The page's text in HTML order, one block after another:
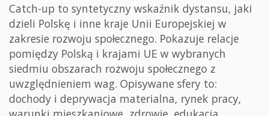
Catch-up to syntetyczny wskaźnik dystansu, jaki
dzieli Polskę i inne kraje Unii Europejskiej w
zakresie rozwoju społecznego. Pokazuje relacje
pomiędzy Polską i krajami UE w wybranych
siedmiu obszarach rozwoju społecznego z
uwzględnieniem wag. Opisywane sfery to:
dochody i deprywacja materialna, rynek pracy,